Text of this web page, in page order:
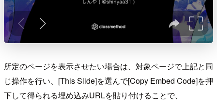
所定のページを表示させたい場合は、対象ページで上記と同
じ操作を行い、[This Slide]を選んで[Copy Embed Code]を押
下して得られる埋め込みURLを貼り付けることで、